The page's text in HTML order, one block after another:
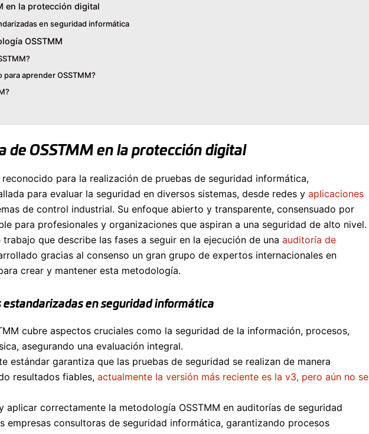
en la protección digital
en seguridad informática
OSSTMM
aprender OSSTMM?
de OSSTMM en la protección digital
para la realización de pruebas de seguridad informática,
para evaluar la seguridad en diversos sistemas, desde redes y aplicaciones
de control industrial. Su enfoque abierto y transparente, consensuado por
para profesionales y organizaciones que aspiran a una seguridad de alto nivel.
que describe las fases a seguir en la ejecución de una auditoría de
gracias al consenso un gran grupo de expertos internacionales en
crear y mantener esta metodología.
en seguridad informática
cubre aspectos cruciales como la seguridad de la información, procesos,
asegurando una evaluación integral.
estándar garantiza que las pruebas de seguridad se realizan de manera
resultados fiables, actualmente la versión más reciente es la v3, pero aún no se
aplicar correctamente la metodología OSSTMM en auditorías de seguridad
empresas consultoras de seguridad informática, garantizando procesos